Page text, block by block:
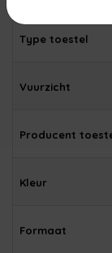
Type toestel
Vuurzicht
Producent
Kleur
Formaat